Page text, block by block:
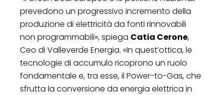
prevedono un progressivo incremento della
produzione di elettricità da fonti rinnovabili
non programmabili», spiega Catia Cerone,
Ceo di Valleverde Energia. «In quest’ottica, le
tecnologie di accumulo ricoprono un ruolo
fondamentale e, tra esse, il Power-to-Gas, che
sfrutta la conversione da energia elettrica in